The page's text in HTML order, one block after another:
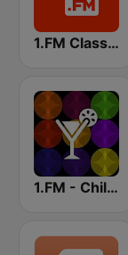
1.FM Classic Rock
1.FM - Chillout Lounge